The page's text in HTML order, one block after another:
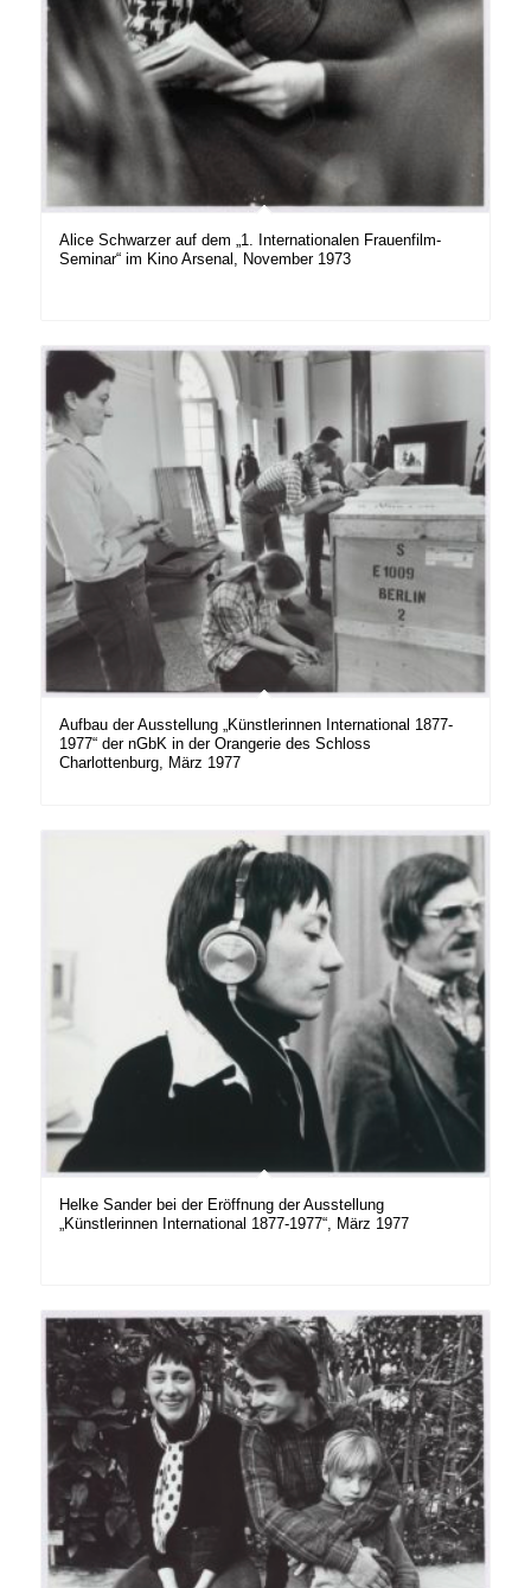
Alice Schwarzer auf dem „1. Internationalen Frauenfilm-
Seminar“ im Kino Arsenal, November 1973
Aufbau der Ausstellung „Künstlerinnen International 1877-
1977“ der nGbK in der Orangerie des Schloss
Charlottenburg, März 1977
Helke Sander bei der Eröffnung der Ausstellung
„Künstlerinnen International 1877-1977“, März 1977